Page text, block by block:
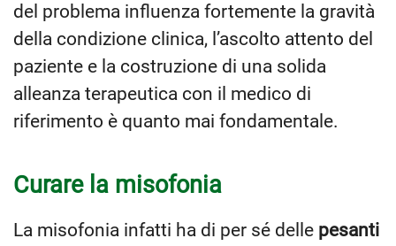
del problema influenza fortemente la gravità
della condizione clinica, l’ascolto attento del
paziente e la costruzione di una solida
alleanza terapeutica con il medico di
riferimento è quanto mai fondamentale.
Curare la misofonia
La misofonia infatti ha di per sé delle pesanti